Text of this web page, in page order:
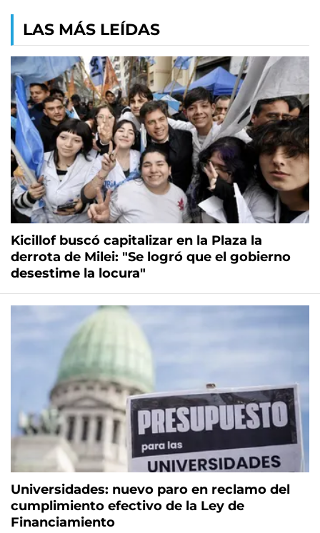
LAS MÁS LEÍDAS
Kicillof buscó capitalizar en la Plaza la
derrota de Milei: "Se logró que el gobierno
desestime la locura"
Universidades: nuevo paro en reclamo del
cumplimiento efectivo de la Ley de
Financiamiento